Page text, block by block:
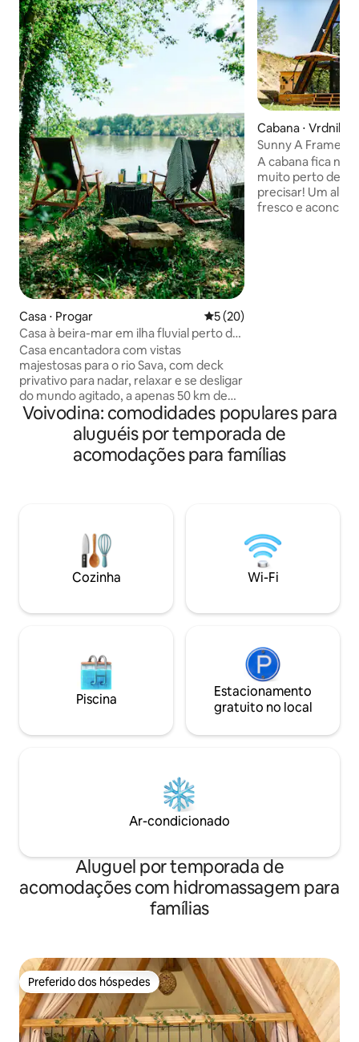
Casa ⋅ Progar 5 de uma avaliação média
5 (20)
Casa à beira-mar em ilha fluvial perto de
Belgrado
Casa encantadora com vistas
majestosas para o rio Sava, com deck
privativo para nadar, relaxar e se desligar
do mundo agitado, a apenas 50 km de
Belgrado. Acorde com o canto dos
pássaros, relaxe enquanto contempla
infinitos tons de verde ou o pôr do sol
deslumbrante, descanse na
experimentar deliciosas especialidades
locais de peixe em um restaurante na
ilha, sem política de festas, para
desfrutar de total tranquilidade.
Cabana ⋅ Vrdnik
Sunny A Frame
Fruska Gora
A cabana fica na
muito perto de
precisar! Um
fresco e
Voivodina: comodidades populares para
aluguéis por temporada de
acomodações para famílias
Cozinha Wi-Fi
Piscina
Estacionamento
gratuito no local
Ar-condicionado
Aluguel por temporada de
acomodações com hidromassagem para
famílias
Preferido dos hóspedes
Preferido dos hóspedes